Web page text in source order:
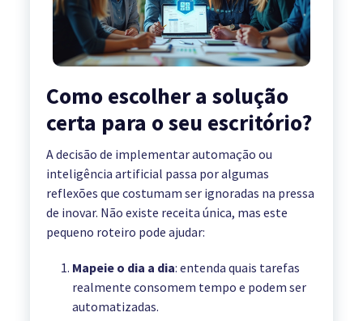
Como escolher a solução
certa para o seu escritório?
A decisão de implementar automação ou
inteligência artificial passa por algumas
reflexões que costumam ser ignoradas na pressa
de inovar. Não existe receita única, mas este
pequeno roteiro pode ajudar:
Mapeie o dia a dia: entenda quais tarefas
realmente consomem tempo e podem ser
automatizadas.